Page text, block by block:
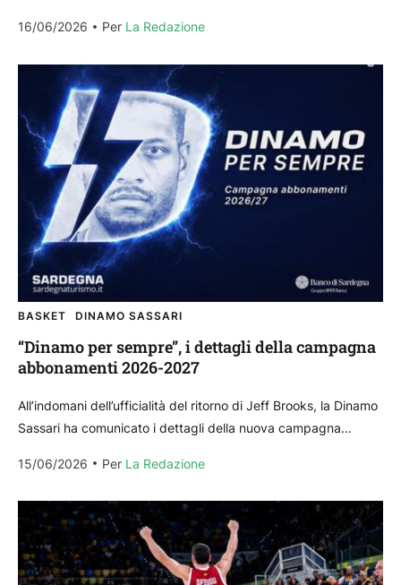
16/06/2026
Per La Redazione
BASKET DINAMO SASSARI
“Dinamo per sempre”, i dettagli della campagna
abbonamenti 2026-2027
All’indomani dell’ufficialità del ritorno di Jeff Brooks, la Dinamo
Sassari ha comunicato i dettagli della nuova campagna
proprio...
15/06/2026 Per La Redazione